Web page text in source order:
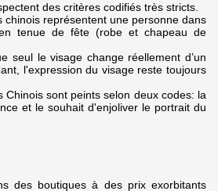
des critères codifiés très stricts.
chinois représentent une personne dans
tenue de fête (robe et chapeau de
seul le visage change réellement d’un
l'expression du visage reste toujours
Chinois sont peints selon deux codes: la
et le souhait d'enjoliver le portrait du
des boutiques à des prix exorbitants